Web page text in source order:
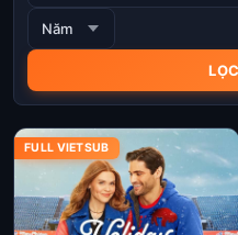
FULL VIETSUB